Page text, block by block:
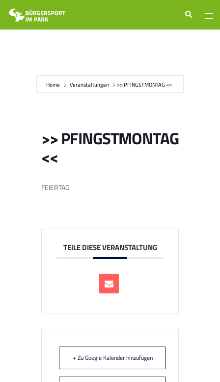
Zum
Inhalt
springen
Suche
Home Veranstaltungen >> PFINGSTMONTAG <<
>> PFINGSTMONTAG
<<
FEIERTAG
TEILE DIESE VERANSTALTUNG
+ Zu Google Kalender hinzufügen